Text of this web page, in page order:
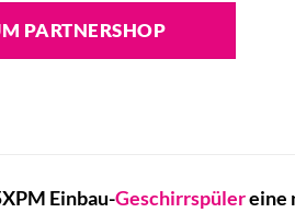
PARTNERSHOP
Einbau-Geschirrspülereine